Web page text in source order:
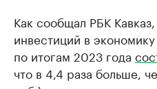
Как сообщал РБК
инвестиций в
по итогам 2023 года
что в 4,4 раза больше,